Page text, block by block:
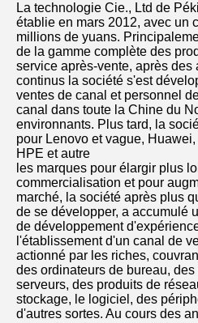
La technologie Cie., Ltd de
établie en mars 2012, avec un
millions de yuans.
de la gamme complète des
service après-vente, après des
continus la société s'est
ventes de canal et personnel
canal dans toute la Chine du
environnants. Plus tard, la
pour Lenovo et vague,
HPE et autre
les marques pour élargir plus
commercialisation et pour
marché, la société après plus
de se développer, a accumulé
de développement
l'établissement d'un canal de
actionné par les riches,
des ordinateurs de bureau,
serveurs, des produits de
stockage, le logiciel, des
d'autres sortes. Au cours des